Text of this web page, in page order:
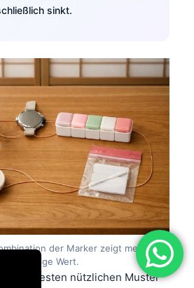
sinkt.
der Marker zeigt meist
auffällige Wert.
frühesten nützlichen Muster